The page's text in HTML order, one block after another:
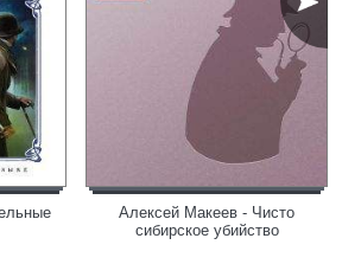
Алексей Макеев - Чисто
сибирское убийство